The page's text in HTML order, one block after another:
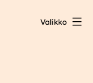
Valikko